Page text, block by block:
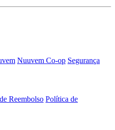
Nuuvem Co-op Segurança
Reembolso Política de